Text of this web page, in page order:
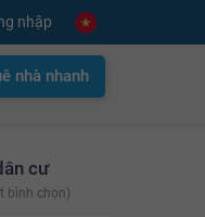
nhập
nhà nhanh
cư
bình chọn)